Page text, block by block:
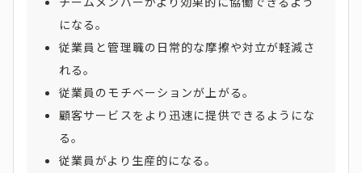
になる。
従業員と管理職の日常的な摩擦や対立が軽減さ
れる。
従業員のモチベーションが上がる。
顧客サービスをより迅速に提供できるようにな
る。
従業員がより生産的になる。